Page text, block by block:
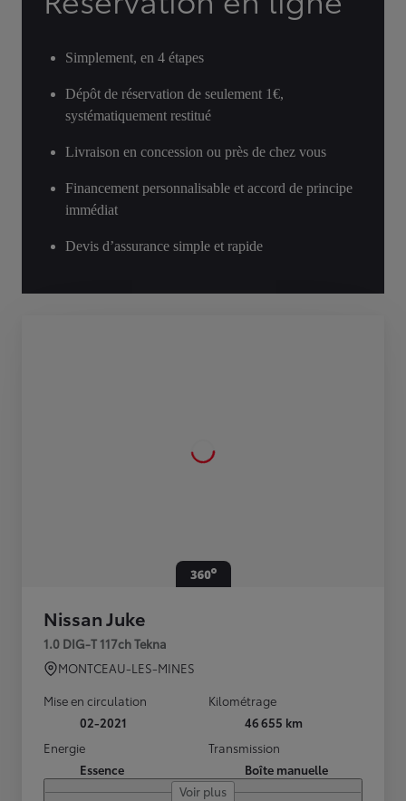
Simplement, en 4 étapes
Dépôt de réservation de seulement 1€,
systématiquement restitué
Livraison en concession ou près de chez vous
Financement personnalisable et accord de principe
immédiat
Devis d’assurance simple et rapide
Nissan Juke
1.0 DIG-T 117ch Tekna
MONTCEAU-LES-MINES
Mise en circulation
02-2021
Kilométrage
46 655 km
Energie
Essence
Transmission
Boîte manuelle
Voir plus